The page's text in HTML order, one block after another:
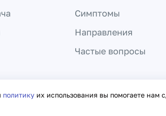
политику их использования вы помогаете нам
Симптомы
Направления
Частые вопросы